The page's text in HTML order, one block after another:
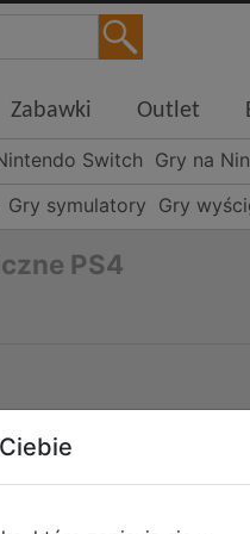
Zabawki Outlet
Switch Gry na
Gry symulatory Gry
PS4